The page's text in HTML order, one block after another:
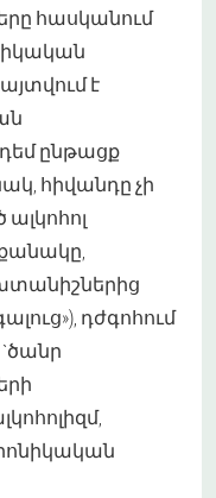
հասկանում
է
ընթացք
հիվանդը չի
դժգոհում
`ծանր